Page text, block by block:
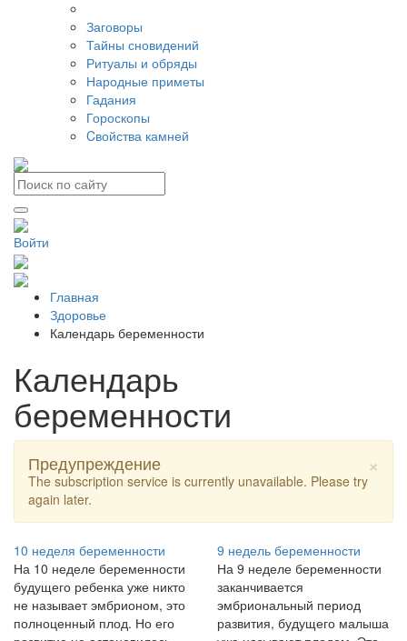
Заговоры
Тайны сновидений
Ритуалы и обряды
Народные приметы
Гадания
Гороскопы
Cвойства камней
Войти
Главная
Здоровье
Календарь беременности
Календарь
беременности
×
Предупреждение
The subscription service is currently unavailable. Please try
again later.
10 неделя беременности
На 10 неделе беременности
будущего ребенка уже никто
не называет эмбрионом, это
полноценный плод. Но его
9 недель беременности
На 9 неделе беременности
заканчивается
эмбриональный период
развития, будущего малыша